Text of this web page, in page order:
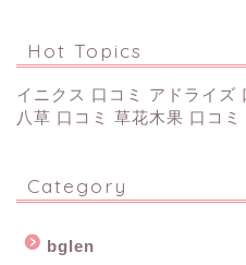
Hot Topics
イニクス 口コミ アドライズ
八草 口コミ
草花木果 口コミ
Category
bglen